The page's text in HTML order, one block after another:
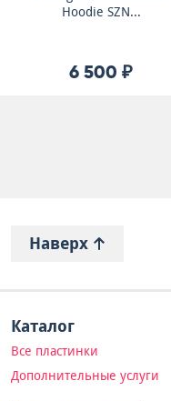
Hoodie SZN...
6 500 ₽
Наверх
Каталог
Все пластинки
Дополнительные услуги